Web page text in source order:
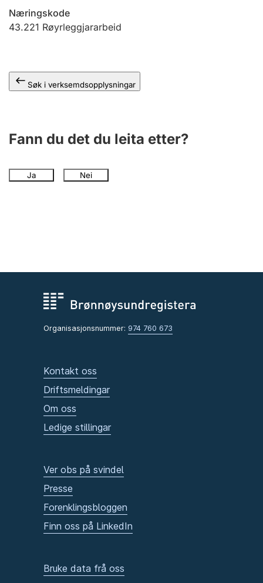
Andre tema
Næringskode
43.221 Røyrleggjararbeid
Søk i verksemdsopplysningar
Fann du det du leita etter?
Ja Nei
Organisasjonsnummer: 974 760 673
Kontakt oss
Driftsmeldingar
Om oss
Ledige stillingar
Ver obs på svindel
Presse
Forenklingsbloggen
Finn oss på LinkedIn
Bruke data frå oss